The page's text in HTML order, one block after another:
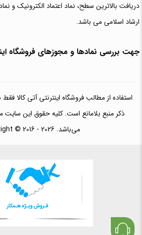
دریافت بالاترین سطح، نماد اعتماد الکترونیک و
ارشاد اسلامی می باشد.
جهت بررسی نمادها و مجوزهای فروشگاه
استفاده از مطالب فروشگاه اینترنتی آتی کالا
ذکر منبع بلامانع است. کلیه حقوق این سایت
می‌باشد. Copyright © 2016 - 2026